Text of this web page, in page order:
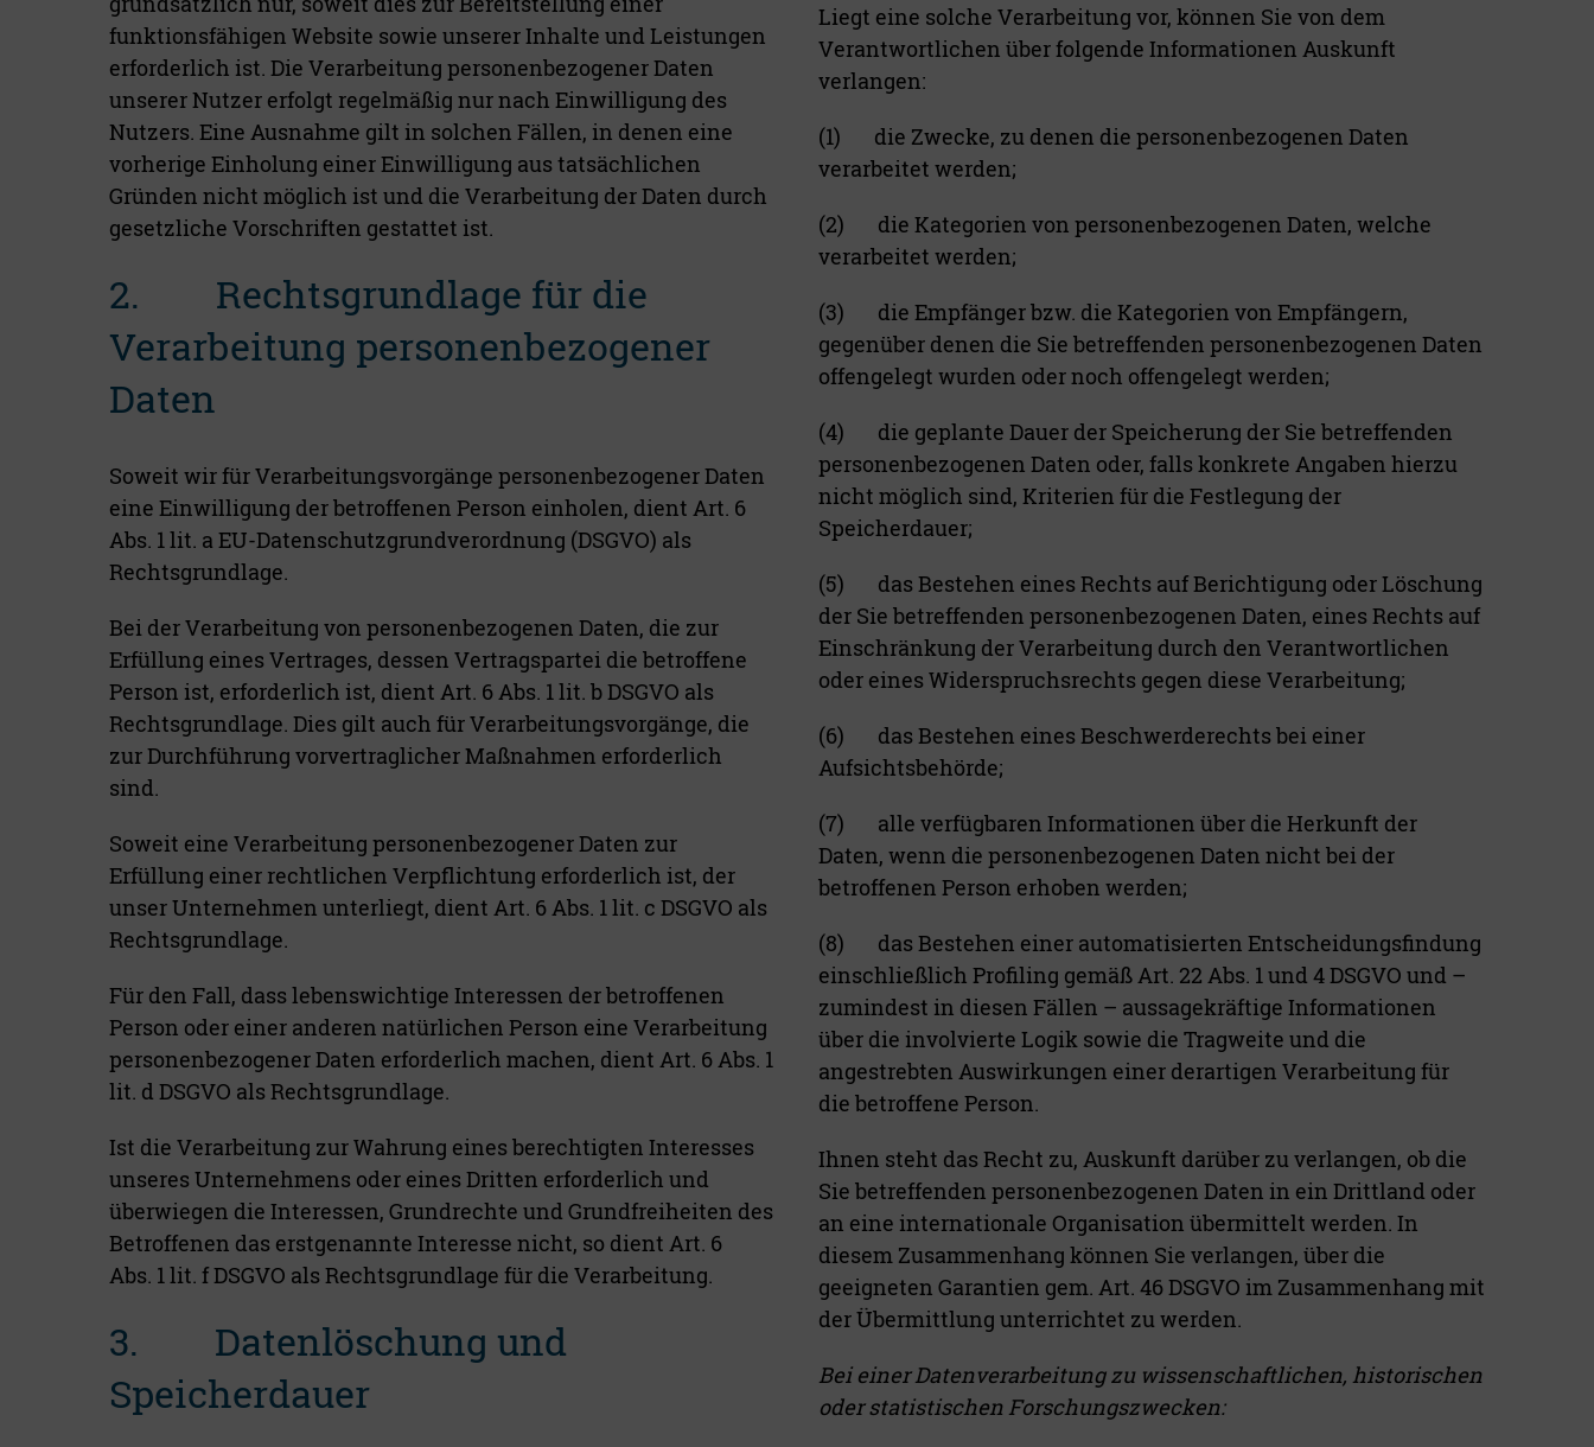
funktionsfähigen Website sowie unserer Inhalte und Leistungen
erforderlich ist. Die Verarbeitung personenbezogener Daten
unserer Nutzer erfolgt regelmäßig nur nach Einwilligung des
Nutzers. Eine Ausnahme gilt in solchen Fällen, in denen eine
vorherige Einholung einer Einwilligung aus tatsächlichen
Gründen nicht möglich ist und die Verarbeitung der Daten durch
gesetzliche Vorschriften gestattet ist.
2. Rechtsgrundlage für die
Verarbeitung personenbezogener
Daten
Soweit wir für Verarbeitungsvorgänge personenbezogener Daten
eine Einwilligung der betroffenen Person einholen, dient Art. 6
Abs. 1 lit. a EU-Datenschutzgrundverordnung (DSGVO) als
Rechtsgrundlage.
Bei der Verarbeitung von personenbezogenen Daten, die zur
Erfüllung eines Vertrages, dessen Vertragspartei die betroffene
Person ist, erforderlich ist, dient Art. 6 Abs. 1 lit. b DSGVO als
Rechtsgrundlage. Dies gilt auch für Verarbeitungsvorgänge, die
zur Durchführung vorvertraglicher Maßnahmen erforderlich
sind.
Soweit eine Verarbeitung personenbezogener Daten zur
Erfüllung einer rechtlichen Verpflichtung erforderlich ist, der
unser Unternehmen unterliegt, dient Art. 6 Abs. 1 lit. c DSGVO als
Rechtsgrundlage.
Für den Fall, dass lebenswichtige Interessen der betroffenen
Person oder einer anderen natürlichen Person eine Verarbeitung
personenbezogener Daten erforderlich machen, dient Art. 6 Abs. 1
lit. d DSGVO als Rechtsgrundlage.
Ist die Verarbeitung zur Wahrung eines berechtigten Interesses
unseres Unternehmens oder eines Dritten erforderlich und
überwiegen die Interessen, Grundrechte und Grundfreiheiten des
Betroffenen das erstgenannte Interesse nicht, so dient Art. 6
Abs. 1 lit. f DSGVO als Rechtsgrundlage für die Verarbeitung.
3. Datenlöschung und
Speicherdauer
Liegt eine solche Verarbeitung vor, können Sie von dem
Verantwortlichen über folgende Informationen Auskunft
verlangen:
(1) die Zwecke, zu denen die personenbezogenen Daten
verarbeitet werden;
(2) die Kategorien von personenbezogenen Daten, welche
verarbeitet werden;
(3) die Empfänger bzw. die Kategorien von Empfängern,
gegenüber denen die Sie betreffenden personenbezogenen Daten
offengelegt wurden oder noch offengelegt werden;
(4) die geplante Dauer der Speicherung der Sie betreffenden
personenbezogenen Daten oder, falls konkrete Angaben hierzu
nicht möglich sind, Kriterien für die Festlegung der
Speicherdauer;
(5) das Bestehen eines Rechts auf Berichtigung oder Löschung
der Sie betreffenden personenbezogenen Daten, eines Rechts auf
Einschränkung der Verarbeitung durch den Verantwortlichen
oder eines Widerspruchsrechts gegen diese Verarbeitung;
(6) das Bestehen eines Beschwerderechts bei einer
Aufsichtsbehörde;
(7) alle verfügbaren Informationen über die Herkunft der
Daten, wenn die personenbezogenen Daten nicht bei der
betroffenen Person erhoben werden;
(8) das Bestehen einer automatisierten Entscheidungsfindung
einschließlich Profiling gemäß Art. 22 Abs. 1 und 4 DSGVO und –
zumindest in diesen Fällen – aussagekräftige Informationen
über die involvierte Logik sowie die Tragweite und die
angestrebten Auswirkungen einer derartigen Verarbeitung für
die betroffene Person.
Ihnen steht das Recht zu, Auskunft darüber zu verlangen, ob die
Sie betreffenden personenbezogenen Daten in ein Drittland oder
an eine internationale Organisation übermittelt werden. In
diesem Zusammenhang können Sie verlangen, über die
geeigneten Garantien gem. Art. 46 DSGVO im Zusammenhang mit
der Übermittlung unterrichtet zu werden.
Bei einer Datenverarbeitung zu wissenschaftlichen, historischen
oder statistischen Forschungszwecken: